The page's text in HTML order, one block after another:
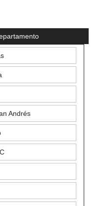
Andrés